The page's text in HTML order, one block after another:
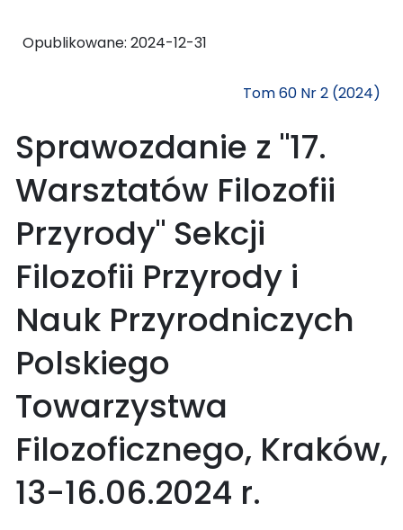
Opublikowane: 2024-12-31
Tom 60 Nr 2 (2024)
Sprawozdanie z "17.
Warsztatów Filozofii
Przyrody" Sekcji
Filozofii Przyrody i
Nauk Przyrodniczych
Polskiego
Towarzystwa
Filozoficznego, Kraków,
13-16.06.2024 r.